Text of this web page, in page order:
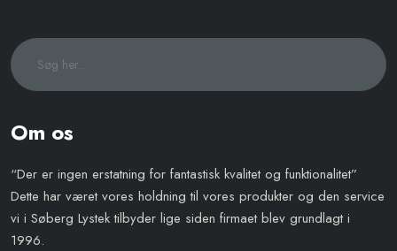
Om os
“Der er ingen erstatning for fantastisk kvalitet og funktionalitet”
Dette har været vores holdning til vores produkter og den service
vi i Søberg Lystek tilbyder lige siden firmaet blev grundlagt i
1996.